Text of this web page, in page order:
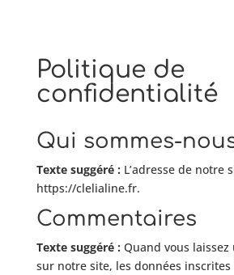
Politique de
confidentialité
Qui sommes-
Texte suggéré : L’adresse de notre
https://clelialine.fr.
Commentaires
Texte suggéré : Quand vous
sur notre site, les données inscrites